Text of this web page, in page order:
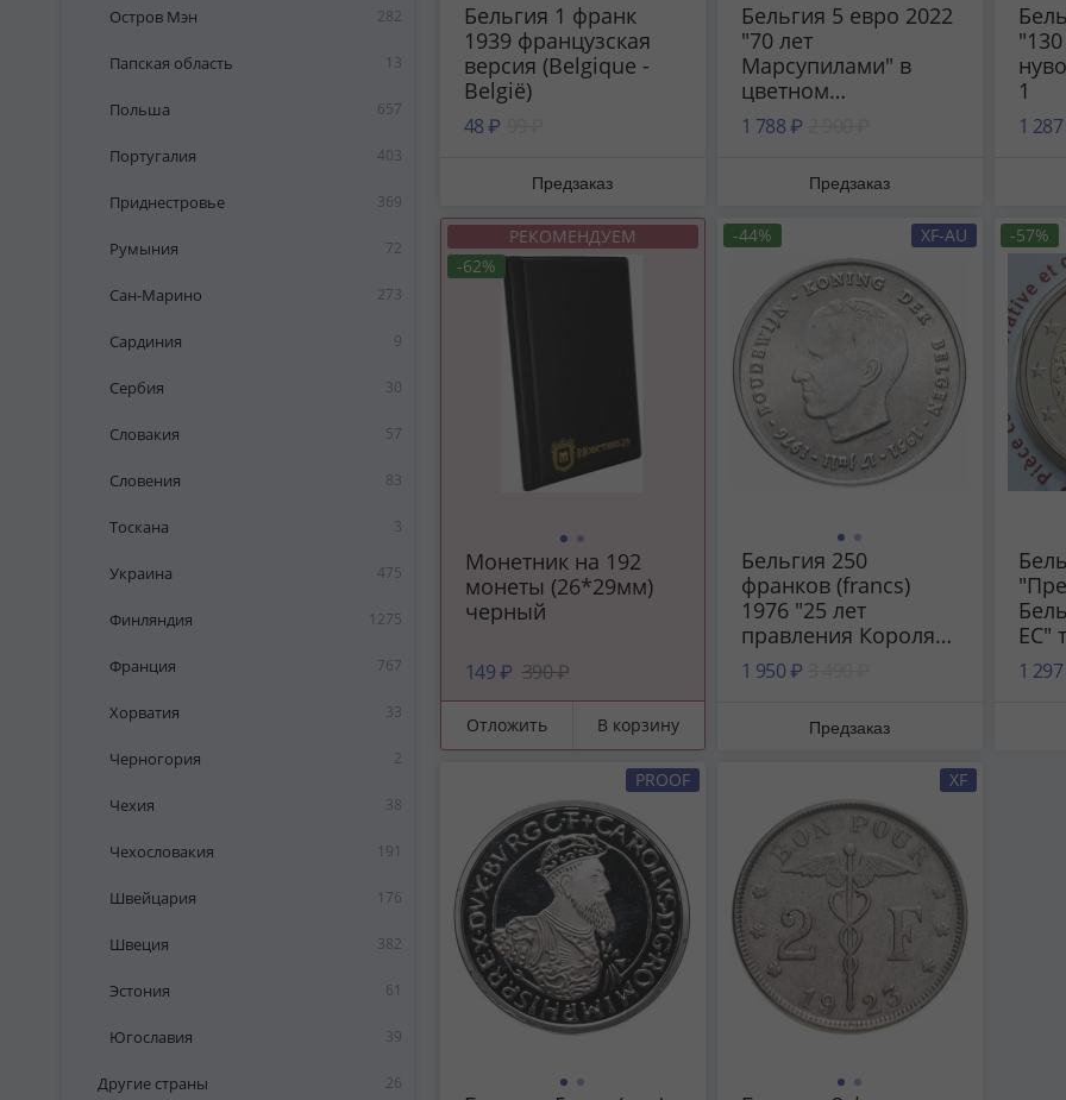
Остров Мэн 282
Папская область 13
Польша 657
Португалия 403
Приднестровье 369
Румыния 72
Сан-Марино 273
Сардиния 9
Сербия 30
Словакия 57
Словения 83
Тоскана 3
Украина 475
Финляндия 1275
Франция 767
Хорватия 33
Черногория 2
Чехия 38
Чехословакия 191
Швейцария 176
Швеция 382
Эстония 61
Югославия 39
Другие страны 26
Бельгия 1 франк
1939 французская
версия (Belgique -
België)
48 ₽
Предзаказ
Бельгия 5 евро 2022
"70 лет
Марсупилами" в
цветном
исполнении в
блистере
1 788 ₽
Предзаказ
1
1
РЕКОМЕНДУЕМ
-62%
Монетник на 192
монеты (26*29мм)
черный
149 ₽ 390 ₽
Отложить В корзину
-44% XF-AU
Бельгия 250
франков (francs)
1976 "25 лет
правления Короля
Бодуэна I"
1 950 ₽
Предзаказ
-57%
ЕС"
1
PROOF XF